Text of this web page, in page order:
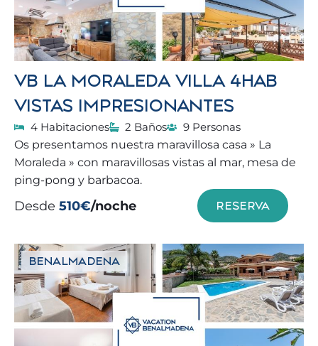
VB LA MORALEDA VILLA 4HAB
VISTAS IMPRESIONANTES
4 Habitaciones 2 Baños
9 Personas
Os presentamos nuestra maravillosa casa » La
Moraleda » con maravillosas vistas al mar, mesa de
ping-pong y barbacoa.
Desde 510€/noche RESERVA
BENALMADENA